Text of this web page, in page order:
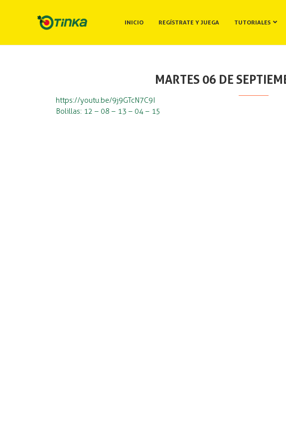
INICIO REGÍSTRATE Y JUEGA TUTORIALES
MARTES 06 DE
https://youtu.be/9j9GTcN7C9I
Bolillas: 12 – 08 – 13 – 04 – 15